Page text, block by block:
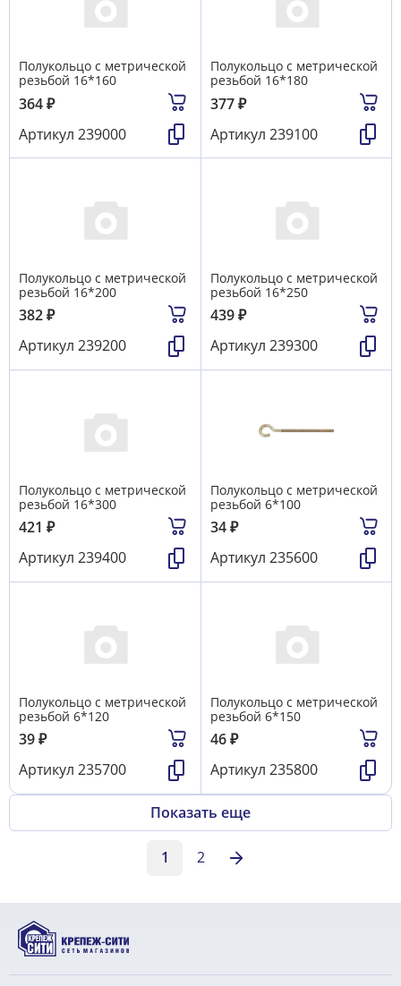
Полукольцо с метрической
резьбой 16*160
364₽
Артикул 239000
Полукольцо с метрической
резьбой 16*180
377₽
Артикул 239100
Полукольцо с метрической
резьбой 16*200
382₽
Артикул 239200
Полукольцо с метрической
резьбой 16*250
439₽
Артикул 239300
Полукольцо с метрической
резьбой 16*300
421 ₽
Артикул 239400
Полукольцо с метрической
резьбой 6*100
34₽
Артикул 235600
Полукольцо с метрической
резьбой 6*120
39₽
Артикул 235700
Полукольцо с метрической
резьбой 6*150
46₽
Артикул 235800
Показать еще
1 2